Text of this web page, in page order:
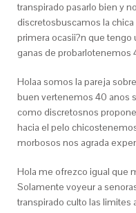
transpirado pasarlo bien y
discretosbuscamos la chica
primera ocasii?n que
ganas de probarlotenemos
Holaa somos la pareja
buen vertenemos 40 anos
como discretosnos
hacia el pelo
morbosos nos agrada
Hola me ofrezco igual que
Solamente voyeur a
transpirado culto las